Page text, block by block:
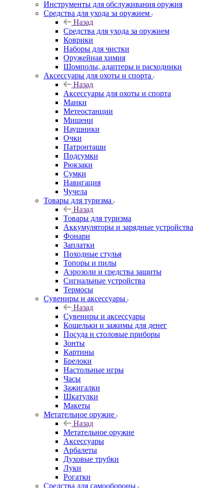
Инструменты для обслуживания оружия
Средства для ухода за оружием
Назад
Средства для ухода за оружием
Коврики
Наборы для чистки
Оружейная химия
Шомполы, адаптеры и расходники
Аксессуары для охоты и спорта
Назад
Аксессуары для охоты и спорта
Манки
Метеостанции
Мишени
Наушники
Очки
Патронташи
Подсумки
Рюкзаки
Сумки
Навигация
Чучела
Товары для туризма
Назад
Товары для туризма
Аккумуляторы и зарядные устройства
Фонари
Заплатки
Походные стулья
Топоры и пилы
Аэрозоли и средства защиты
Сигнальные устройства
Термосы
Сувениры и аксессуары
Назад
Сувениры и аксессуары
Кошельки и зажимы для денег
Посуда и столовые приборы
Зонты
Картины
Брелоки
Настольные игры
Часы
Зажигалки
Шкатулки
Макеты
Метательное оружие
Назад
Метательное оружие
Аксессуары
Арбалеты
Духовые трубки
Луки
Рогатки
Средства для самообороны